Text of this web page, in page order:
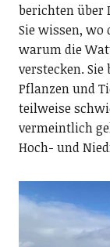
berichten über
Sie wissen, wo
warum die
verstecken.
Pflanzen und
teilweise
vermeintlich
Hoch- und